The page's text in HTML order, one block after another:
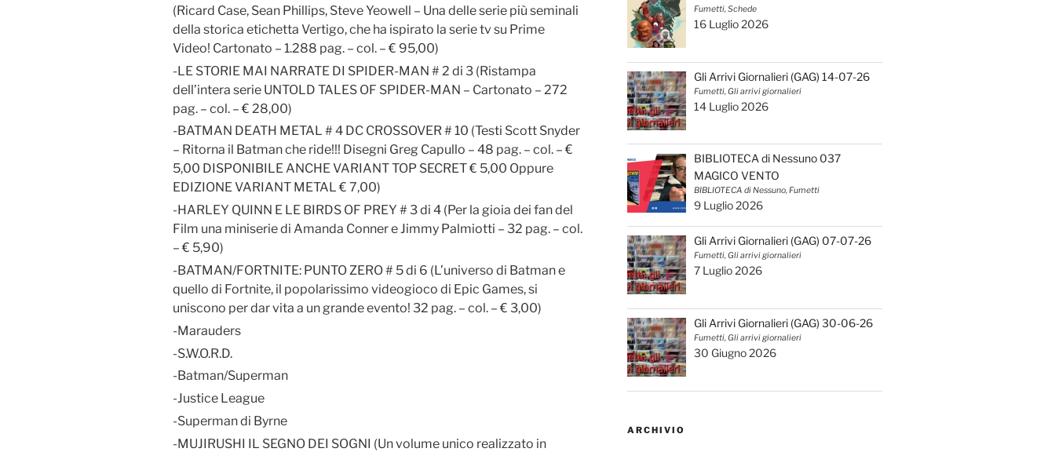
(Ricard Case, Sean Phillips, Steve Yeowell – Una delle serie più seminali
della storica etichetta Vertigo, che ha ispirato la serie tv su Prime
Video! Cartonato – 1.288 pag. – col. – € 95,00)
-LE STORIE MAI NARRATE DI SPIDER-MAN # 2 di 3 (Ristampa
dell’intera serie UNTOLD TALES OF SPIDER-MAN – Cartonato – 272
pag. – col. – € 28,00)
-BATMAN DEATH METAL # 4 DC CROSSOVER # 10 (Testi Scott Snyder
– Ritorna il Batman che ride!!! Disegni Greg Capullo – 48 pag. – col. – €
5,00 DISPONIBILE ANCHE VARIANT TOP SECRET € 5,00 Oppure
EDIZIONE VARIANT METAL € 7,00)
-HARLEY QUINN E LE BIRDS OF PREY # 3 di 4 (Per la gioia dei fan del
Film una miniserie di Amanda Conner e Jimmy Palmiotti – 32 pag. – col.
– € 5,90)
-BATMAN/FORTNITE: PUNTO ZERO # 5 di 6 (L’universo di Batman e
quello di Fortnite, il popolarissimo videogioco di Epic Games, si
uniscono per dar vita a un grande evento! 32 pag. – col. – € 3,00)
-Marauders
-S.W.O.R.D.
-Batman/Superman
-Justice League
-Superman di Byrne
-MUJIRUSHI IL SEGNO DEI SOGNI (Un volume unico realizzato in
Fumetti, Schede
16 Luglio 2026
Gli Arrivi Giornalieri (GAG) 14-07-26
Fumetti, Gli arrivi giornalieri
14 Luglio 2026
BIBLIOTECA di Nessuno 037
MAGICO VENTO
BIBLIOTECA di Nessuno, Fumetti
9 Luglio 2026
Gli Arrivi Giornalieri (GAG) 07-07-26
Fumetti, Gli arrivi giornalieri
7 Luglio 2026
Gli Arrivi Giornalieri (GAG) 30-06-26
Fumetti, Gli arrivi giornalieri
30 Giugno 2026
ARCHIVIO